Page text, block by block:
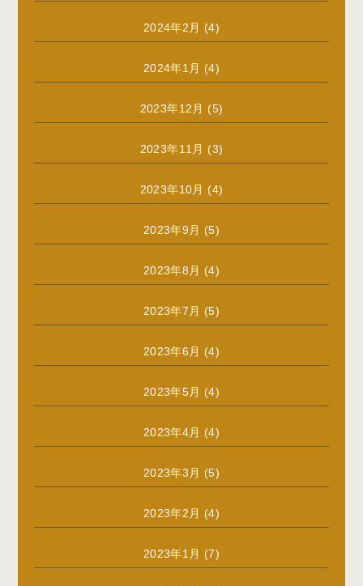
2024年2月 (4)
2024年1月 (4)
2023年12月 (5)
2023年11月 (3)
2023年10月 (4)
2023年9月 (5)
2023年8月 (4)
2023年7月 (5)
2023年6月 (4)
2023年5月 (4)
2023年4月 (4)
2023年3月 (5)
2023年2月 (4)
2023年1月 (7)